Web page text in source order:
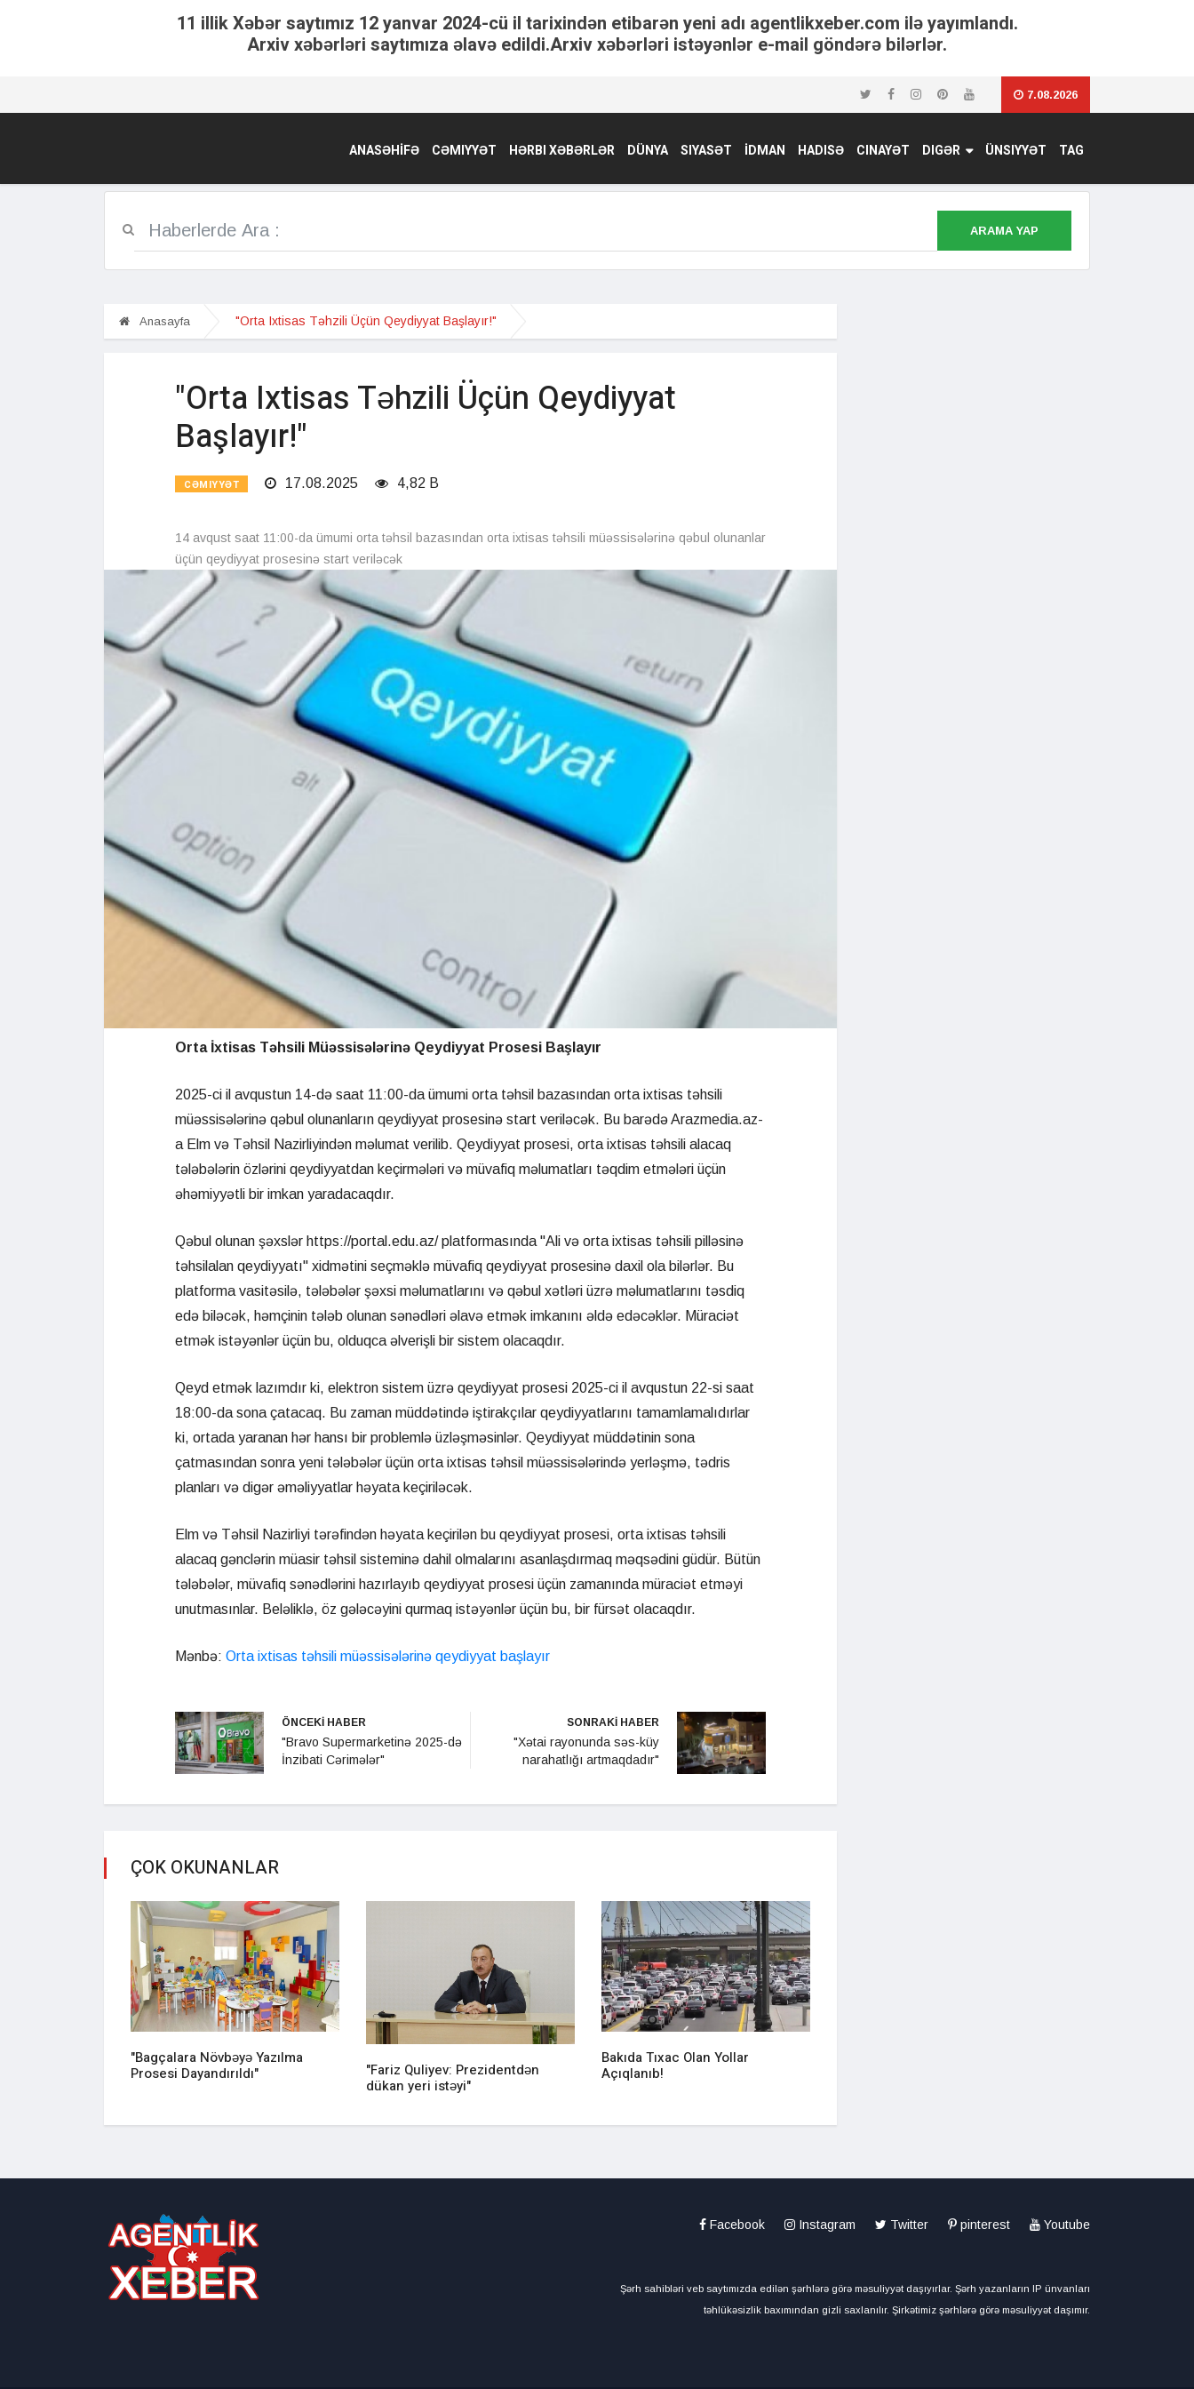
11 illik Xəbər saytımız 12 yanvar 2024-cü il tarixindən etibarən yeni adı agentlikxeber.com ilə yayımlandı.
Arxiv xəbərləri saytımıza əlavə edildi.Arxiv xəbərləri istəyənlər e-mail göndərə bilərlər.
7.08.2026
ANASƏHİFƏ CƏMIYYƏT HƏRBI XƏBƏRLƏR DÜNYA SIYASƏT İDMAN HADISƏ CINAYƏT DIGƏR ÜNSIYYƏT TAG
ARAMA YAP
Anasayfa "Orta Ixtisas Təhzili Üçün Qeydiyyat Başlayır!"
"Orta Ixtisas Təhzili Üçün Qeydiyyat
Başlayır!"
CƏMIYYƏT 17.08.2025 4,82 B
14 avqust saat 11:00-da ümumi orta təhsil bazasından orta ixtisas təhsili müəssisələrinə qəbul olunanlar
üçün qeydiyyat prosesinə start veriləcək
Orta İxtisas Təhsili Müəssisələrinə Qeydiyyat Prosesi Başlayır
2025-ci il avqustun 14-də saat 11:00-da ümumi orta təhsil bazasından orta ixtisas təhsili
müəssisələrinə qəbul olunanların qeydiyyat prosesinə start veriləcək. Bu barədə Arazmedia.az-
a Elm və Təhsil Nazirliyindən məlumat verilib. Qeydiyyat prosesi, orta ixtisas təhsili alacaq
tələbələrin özlərini qeydiyyatdan keçirmələri və müvafiq məlumatları təqdim etmələri üçün
əhəmiyyətli bir imkan yaradacaqdır.
Qəbul olunan şəxslər https://portal.edu.az/ platformasında "Ali və orta ixtisas təhsili pilləsinə
təhsilalan qeydiyyatı" xidmətini seçməklə müvafiq qeydiyyat prosesinə daxil ola bilərlər. Bu
platforma vasitəsilə, tələbələr şəxsi məlumatlarını və qəbul xətləri üzrə məlumatlarını təsdiq
edə biləcək, həmçinin tələb olunan sənədləri əlavə etmək imkanını əldə edəcəklər. Müraciət
etmək istəyənlər üçün bu, olduqca əlverişli bir sistem olacaqdır.
Qeyd etmək lazımdır ki, elektron sistem üzrə qeydiyyat prosesi 2025-ci il avqustun 22-si saat
18:00-da sona çatacaq. Bu zaman müddətində iştirakçılar qeydiyyatlarını tamamlamalıdırlar
ki, ortada yaranan hər hansı bir problemlə üzləşməsinlər. Qeydiyyat müddətinin sona
çatmasından sonra yeni tələbələr üçün orta ixtisas təhsil müəssisələrində yerləşmə, tədris
planları və digər əməliyyatlar həyata keçiriləcək.
Elm və Təhsil Nazirliyi tərəfindən həyata keçirilən bu qeydiyyat prosesi, orta ixtisas təhsili
alacaq gənclərin müasir təhsil sisteminə dahil olmalarını asanlaşdırmaq məqsədini güdür. Bütün
tələbələr, müvafiq sənədlərini hazırlayıb qeydiyyat prosesi üçün zamanında müraciət etməyi
unutmasınlar. Beləliklə, öz gələcəyini qurmaq istəyənlər üçün bu, bir fürsət olacaqdır.
Mənbə: Orta ixtisas təhsili müəssisələrinə qeydiyyat başlayır
ÖNCEKİ HABER
"Bravo Supermarketinə 2025-də
İnzibati Cərimələr"
SONRAKİ HABER
"Xətai rayonunda səs-küy
narahatlığı artmaqdadır"
ÇOK OKUNANLAR
"Bagçalara Növbəyə Yazılma
Prosesi Dayandırıldı"
"Fariz Quliyev: Prezidentdən
dükan yeri istəyi"
Bakıda Tıxac Olan Yollar
Açıqlanıb!
Facebook Instagram Twitter pinterest Youtube
Şərh sahibləri veb saytımızda edilən şərhlərə görə məsuliyyət daşıyırlar. Şərh yazanların IP ünvanları
təhlükəsizlik baxımından gizli saxlanılır. Şirkətimiz şərhlərə görə məsuliyyət daşımır.